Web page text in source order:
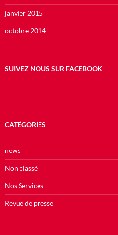
janvier 2015
octobre 2014
SUIVEZ NOUS SUR FACEBOOK
CATÉGORIES
news
Non classé
Nos Services
Revue de presse